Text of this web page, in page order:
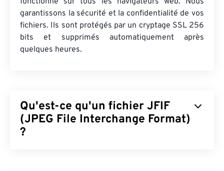
garantissons la sécurité et la confidentialité de vos
fichiers. Ils sont protégés par un cryptage SSL 256
bits et supprimés automatiquement après
quelques heures.
Qu'est-ce qu'un fichier JFIF
(JPEG File Interchange Format)
?